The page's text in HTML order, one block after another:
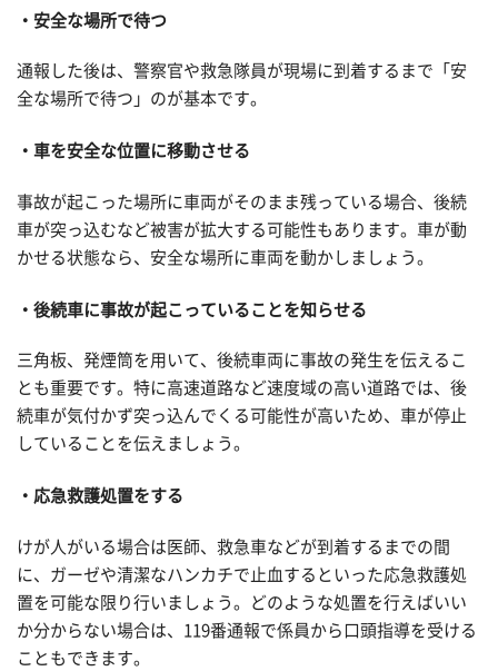
安全な場所で待つ
通報した後は、警察官や救急隊員が現場に到着するまで「安
全な場所で待つ」のが基本です。
車を安全な位置に移動させる
事故が起こった場所に車両がそのまま残っている場合、後続
車が突っ込むなど被害が拡大する可能性もあります。車が動
かせる状態なら、安全な場所に車両を動かしましょう。
後続車に事故が起こっていることを知らせる
三角板、発煙筒を用いて、後続車両に事故の発生を伝えるこ
とも重要です。特に高速道路など速度域の高い道路では、後
続車が気付かず突っ込んでくる可能性が高いため、車が停止
していることを伝えましょう。
応急救護処置をする
けが人がいる場合は医師、救急車などが到着するまでの間
に、ガーゼや清潔なハンカチで止血するといった応急救護処
置を可能な限り行いましょう。どのような処置を行えばいい
か分からない場合は、119番通報で係員から口頭指導を受ける
こともできます。